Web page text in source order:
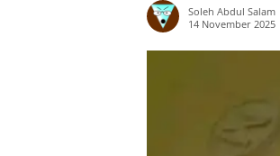
Soleh Abdul Salam
14 November 2025